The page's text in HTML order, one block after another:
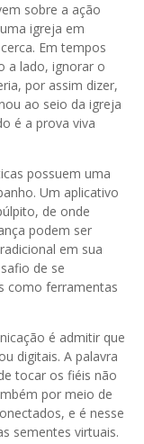
sobre a ação
igreja em
Em tempos
a lado, ignorar o
por assim dizer,
ao seio da igreja
é a prova viva
possuem uma
Um aplicativo
de onde
podem ser
em sua
de se
como ferramentas
é admitir que
digitais. A palavra
tocar os fiéis não
por meio de
e é nesse
sementes virtuais.